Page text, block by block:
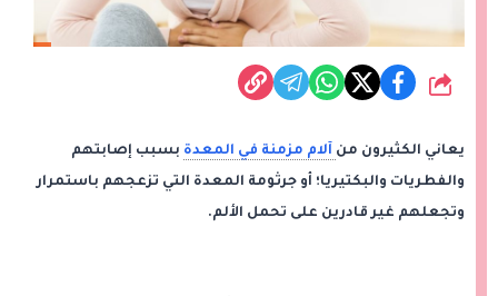
شارك
يعاني الكثيرون من آلام مزمنة في المعدة بسبب إصابتهم
والفطريات والبكتيريا؛ أو جرثومة المعدة التي تزعجهم باستمرار
وتجعلهم غير قادرين على تحمل الألم.